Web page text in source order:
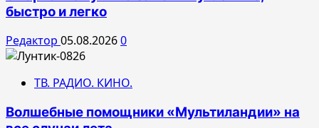
быстро и легко
Редактор 05.08.20260
ТВ. РАДИО. КИНО.
Волшебные помощники «Мультиландии» на